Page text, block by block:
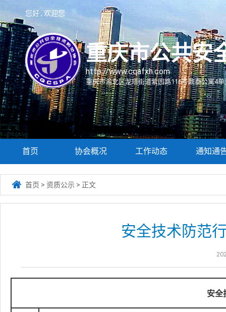
您好 , 欢迎您
重庆市公共安
http://www.cqafxh.com
重庆市渝北区龙塔街道紫园路116号鼎泰公寓4单
首页 协会概况 工作动态 通知通
 首页 > 资质公示 > 正文
安全技术防范
安全